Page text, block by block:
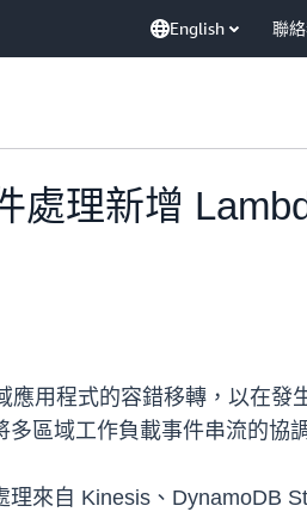
English 聯
理新增
用程式的容錯移轉，以在發
區域工作負載事件串流的協
來自 Kinesis、DynamoDB